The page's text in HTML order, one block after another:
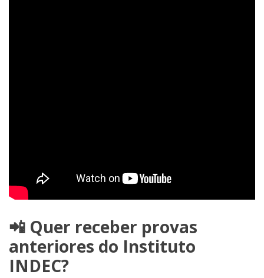
📲 Quer receber provas
anteriores do Instituto
INDEC?